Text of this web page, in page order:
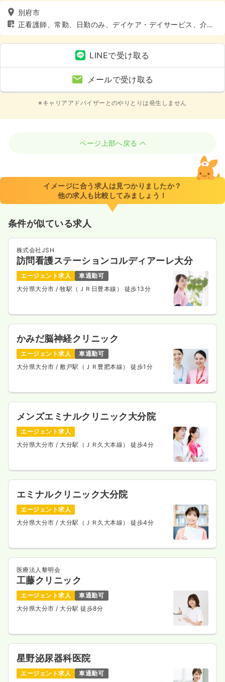
別府市
正看護師、常勤、日勤のみ、デイケア・デイサービス、介
護・福祉系、4週8休以上
LINEで受け取る
メールで受け取る
※キャリアアドバイザーとのやりとりは発生しません
ページ上部へ戻る
イメージに合う求人は見つかりましたか？
他の求人も比較してみましょう！
条件が似ている求人
株式会社JSH
訪問看護ステーションコルディアーレ大分
エージェント求人
車通勤可
大分県大分市/ 牧駅（ＪＲ日豊本線） 徒歩13分
かみだ脳神経クリニック
エージェント求人
車通勤可
大分県大分市/ 敷戸駅（ＪＲ豊肥本線） 徒歩1分
メンズエミナルクリニック大分院
エージェント求人
大分県大分市/ 大分駅（ＪＲ久大本線） 徒歩4分
エミナルクリニック大分院
エージェント求人
大分県大分市/ 大分駅（ＪＲ久大本線） 徒歩4分
医療法人黎明会
工藤クリニック
エージェント求人
車通勤可
大分県大分市/ 大分駅 徒歩8分
星野泌尿器科医院
エージェント求人 車通勤可